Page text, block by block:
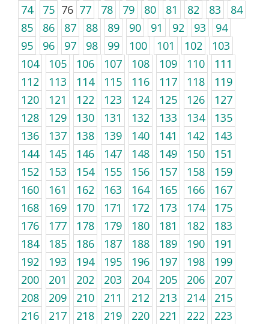
74
75 76 77 78 79 80 81 82 83
84
85
86 87 88 89 90 91 92 93
94
95
96 97 98 99 100 101 102
103
104
105 106 107 108 109 110
111
112
113 114 115 116 117 118
119
120
121 122 123 124 125 126
127
128
129 130 131 132 133 134
135
136
137 138 139 140 141 142
143
144
145 146 147 148 149 150
151
152
153 154 155 156 157 158
159
160
161 162 163 164 165 166
167
168
169 170 171 172 173 174
175
176
177 178 179 180 181 182
183
184
185 186 187 188 189 190
191
192
193 194 195 196 197 198
199
200
201 202 203 204 205 206
207
208
209 210 211 212 213 214
215
216
217 218 219 220 221 222
223